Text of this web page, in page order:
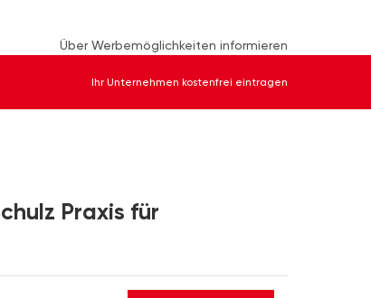
Über Werbemöglichkeiten informieren
Ihr Unternehmen kostenfrei eintragen
Praxis für